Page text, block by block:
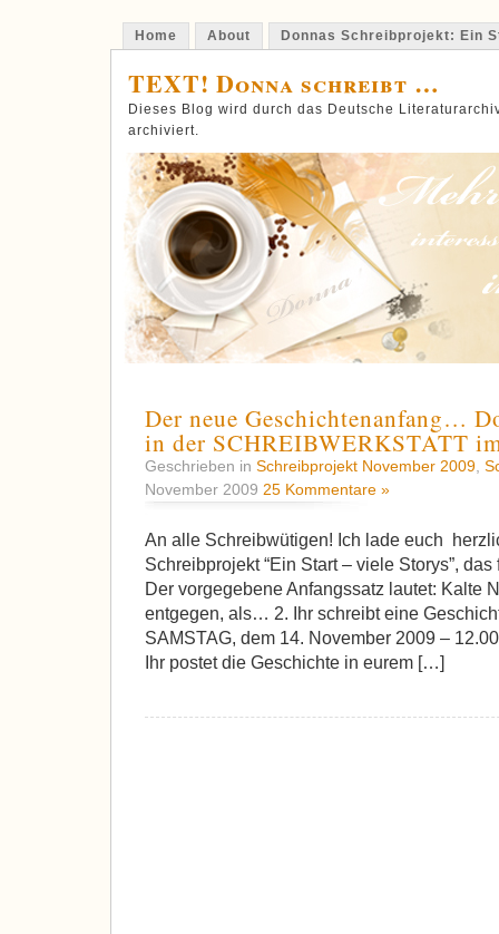
Home About Donnas Schreibprojekt: Ein
TEXT! Donna schreibt …
Dieses Blog wird durch das Deutsche
archiviert.
Der neue Geschichtenanfang…
in der SCHREIBWERKSTATT
Geschrieben in Schreibprojekt November 2009
November 2009 25 Kommentare »
An alle Schreibwütigen! Ich lade euch
Schreibprojekt “Ein Start – viele Storys”,
Der vorgegebene Anfangssatz lautet: Kalte
entgegen, als… 2. Ihr schreibt eine
SAMSTAG, dem 14. November 2009 –
Ihr postet die Geschichte in eurem […]